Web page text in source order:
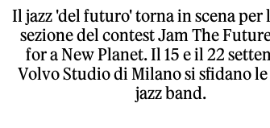
Il jazz 'del futuro' torna in scena per
sezione del contest Jam The
for a New Planet. Il 15 e il 22
Volvo Studio di Milano si sfidano
jazz band.